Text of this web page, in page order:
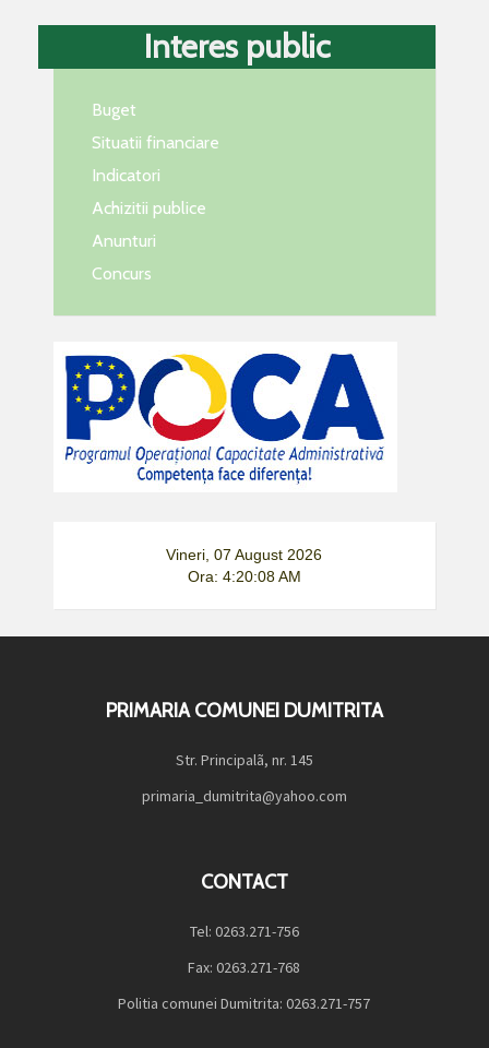
Interes public
Buget
Situatii financiare
Indicatori
Achizitii publice
Anunturi
Concurs
Vineri, 07 August 2026
Ora: 4:20:08 AM
PRIMARIA COMUNEI DUMITRITA
Str. Principalã, nr. 145
primaria_dumitrita@yahoo.com
CONTACT
Tel: 0263.271-756
Fax: 0263.271-768
Politia comunei Dumitrita: 0263.271-757